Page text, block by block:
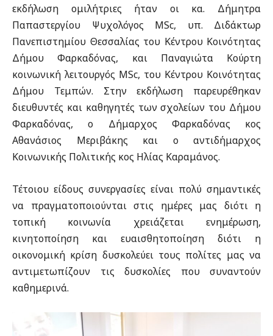
εκδήλωση ομιλήτριες ήταν οι κα. Δήμητρα
Παπαστεργίου Ψυχολόγος MSc, υπ. Διδάκτωρ
Πανεπιστημίου Θεσσαλίας του Κέντρου Κοινότητας
Δήμου Φαρκαδόνας, και Παναγιώτα Κούρτη
κοινωνική λειτουργός MSc, του Κέντρου Κοινότητας
Δήμου Τεμπών. Στην εκδήλωση παρευρέθηκαν
διευθυντές και καθηγητές των σχολείων του Δήμου
Φαρκαδόνας, ο Δήμαρχος Φαρκαδόνας κος
Αθανάσιος Μεριβάκης και ο αντιδήμαρχος
Κοινωνικής Πολιτικής κος Ηλίας Καραμάνος.
Τέτοιου είδους συνεργασίες είναι πολύ σημαντικές
να πραγματοποιούνται στις ημέρες μας διότι η
τοπική κοινωνία χρειάζεται ενημέρωση,
κινητοποίηση και ευαισθητοποίηση διότι η
οικονομική κρίση δυσκολεύει τους πολίτες μας να
αντιμετωπίζουν τις δυσκολίες που συναντούν
καθημερινά.